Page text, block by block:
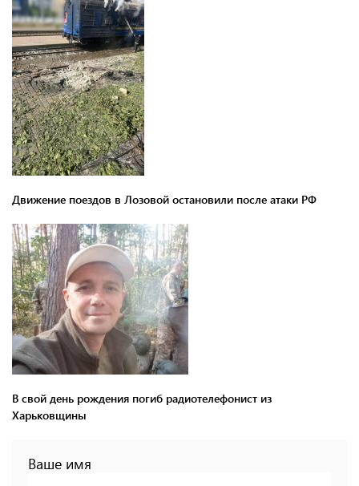
Движение поездов в Лозовой остановили после атаки РФ
В свой день рождения погиб радиотелефонист из
Харьковщины
Ваше имя